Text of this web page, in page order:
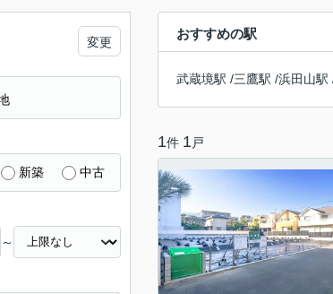
ミラクラスとは
東京北東エリア
おすすめの駅
武蔵境駅 /三鷹駅 /浜田山駅
1件 1 戸
変更
新築 中古
～